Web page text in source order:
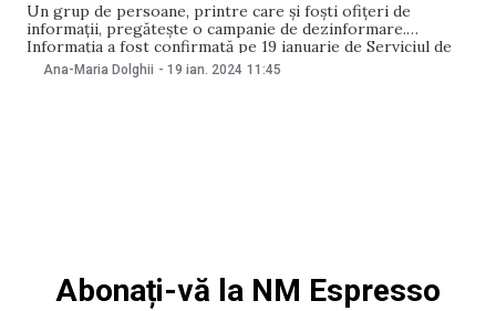
Un grup de persoane, printre care și foști ofițeri de
informații, pregătește o campanie de dezinformare.
Informația a fost confirmată pe 19 ianuarie de Serviciul de
Informații și Securitate. SIS a precizat că a intrat în posesia
de date ce indică la relansarea campaniilor de dezinformare
Ana-Maria Dolghii - 19 ian. 2024 11:45
Abonați-vă la NM Espresso